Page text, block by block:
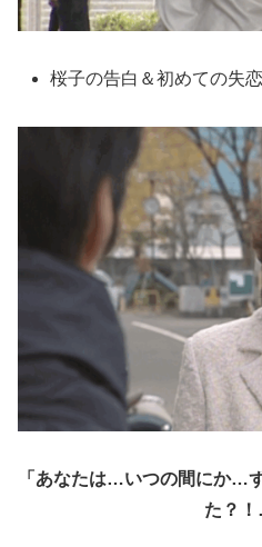
桜子の告白＆初めての失恋
「あなたは…いつの間にか…
た？！